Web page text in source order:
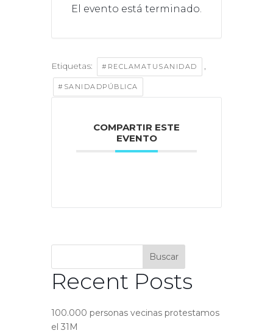
El evento está terminado.
Etiquetas: #RECLAMATUSANIDAD ,
#SANIDADPÚBLICA
COMPARTIR ESTE
EVENTO
Buscar
Recent Posts
100.000 personas vecinas protestamos
el 31M